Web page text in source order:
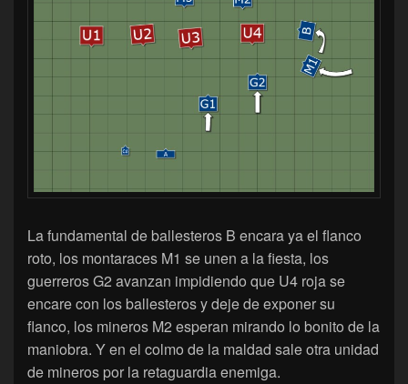
La fundamental de ballesteros B encara ya el flanco
roto, los montaraces M1 se unen a la fiesta, los
guerreros G2 avanzan impidiendo que U4 roja se
encare con los ballesteros y deje de exponer su
flanco, los mineros M2 esperan mirando lo bonito de la
maniobra. Y en el colmo de la maldad sale otra unidad
de mineros por la retaguardia enemiga.